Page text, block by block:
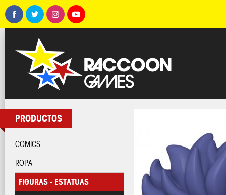
PRODUCTOS
COMICS
ROPA
FIGURAS - ESTATUAS